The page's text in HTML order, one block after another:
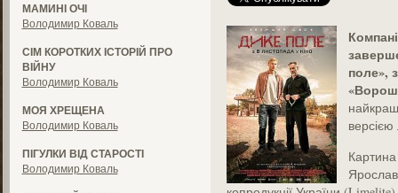
МАМИНІ ОЧІ
Володимир Коваль
СІМ КОРОТКИХ ІСТОРІЙ ПРО
ВІЙНУ
Володимир Коваль
МОЯ ХРЕЩЕНА
Володимир Коваль
ПІГУЛКИ ВІД СТАРОСТІ
Володимир Коваль
поле»,
версією